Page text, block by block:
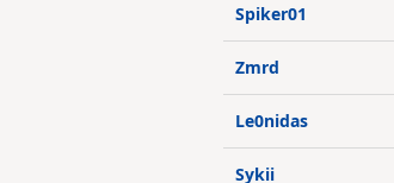
Spiker01
Zmrd
Le0nidas
Sykii